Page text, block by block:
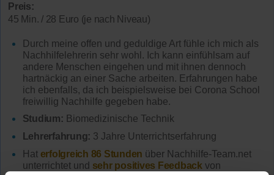
Preis:
45 Min. / 28 Euro (je nach Niveau)
Durch meine offen und geduldige Art fühle ich mich als
Nachhilfelehrerin sehr wohl. Ich kann einfühlsam auf
andere Menschen eingehen und mit ihnen dennoch
hartnäckig an einer Sache arbeiten. Erfahrungen habe
ich ebenfalls, da ich beispielsweise bei Corona School
freiwillig Nachhilfe gegeben habe.
Studium: Biomedizinische Technik
Lehrerfahrung: 3 Jahre Unterrichtserfahrung
Hat erfolgreich 86 Stunden über Nachhilfe-Team.net
unterrichtet und sehr positives Feedback von